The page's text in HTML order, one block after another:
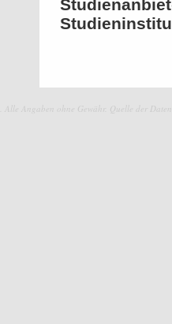
Alle Angaben ohne Gewähr. Quelle der